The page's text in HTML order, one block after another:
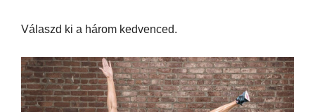
Válaszd ki a három kedvenced.